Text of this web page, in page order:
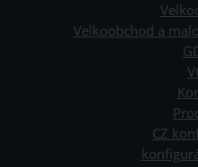
Velkoobchod a
CZ